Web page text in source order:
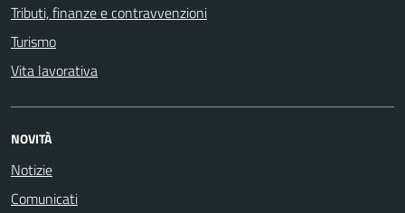
Tributi, finanze e contravvenzioni
Turismo
Vita lavorativa
NOVITÀ
Notizie
Comunicati